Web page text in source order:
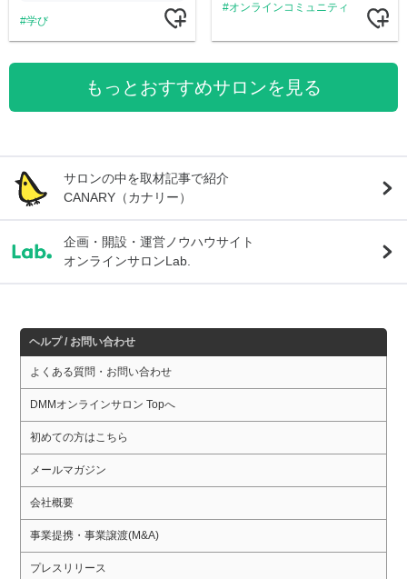
学び
オンラインコミュニティ
もっとおすすめサロンを見る
サロンの中を取材記事で紹介
CANARY（カナリー）
企画・開設・運営ノウハウサイト
オンラインサロンLab.
ヘルプ / お問い合わせ
よくある質問・お問い合わせ
DMMオンラインサロン Topへ
初めての方はこちら
メールマガジン
会社概要
事業提携・事業譲渡(M&A)
プレスリリース